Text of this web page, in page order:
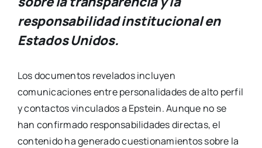
responsabilidad institucional en
Estados Unidos.
Los documentos revelados incluyen
comunicaciones entre personalidades de alto perfil
y contactos vinculados a Epstein. Aunque no se
han confirmado responsabilidades directas, el
contenido ha generado cuestionamientos sobre la